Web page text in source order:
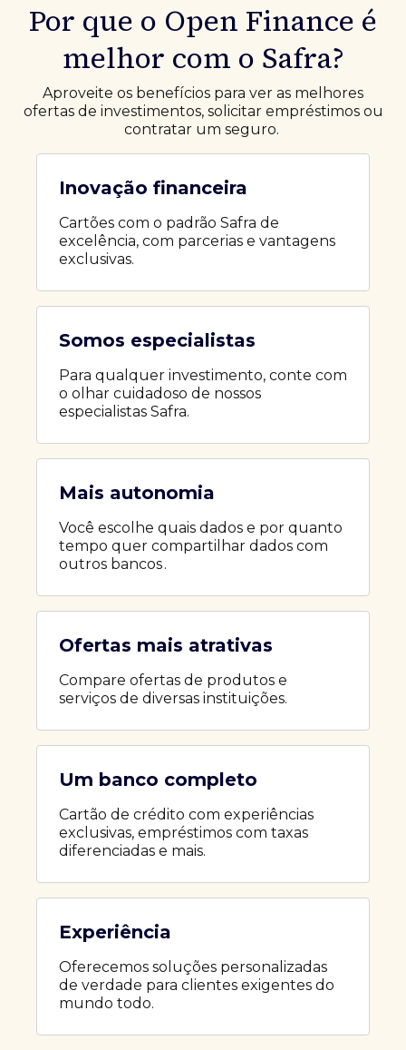
Por que o Open Finance é
melhor com o Safra?
Aproveite os benefícios para ver as melhores
ofertas de investimentos, solicitar empréstimos ou
contratar um seguro.
Inovação financeira
Cartões com o padrão Safra de
excelência, com parcerias e vantagens
exclusivas.
Somos especialistas
Para qualquer investimento, conte com
o olhar cuidadoso de nossos
especialistas Safra.
Mais autonomia
Você escolhe quais dados e por quanto
tempo quer compartilhar dados com
outros bancos .
Ofertas mais atrativas
Compare ofertas de produtos e
serviços de diversas instituições.
Um banco completo
Cartão de crédito com experiências
exclusivas, empréstimos com taxas
diferenciadas e mais.
Experiência
Oferecemos soluções personalizadas
de verdade para clientes exigentes do
mundo todo.